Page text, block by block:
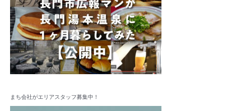
まち会社がエリアスタッフ募集中！